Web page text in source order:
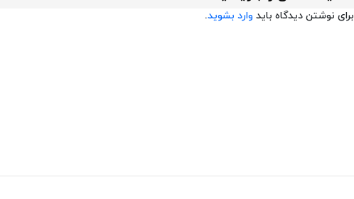
برای نوشتن دیدگاه باید وارد بشوید.